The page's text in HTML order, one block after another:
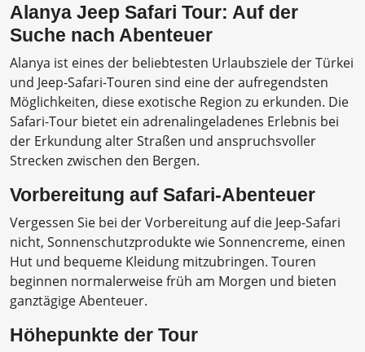
Alanya Jeep Safari Tour: Auf der
Suche nach Abenteuer
Alanya ist eines der beliebtesten Urlaubsziele der Türkei
und Jeep-Safari-Touren sind eine der aufregendsten
Möglichkeiten, diese exotische Region zu erkunden. Die
Safari-Tour bietet ein adrenalingeladenes Erlebnis bei
der Erkundung alter Straßen und anspruchsvoller
Strecken zwischen den Bergen.
Vorbereitung auf Safari-Abenteuer
Vergessen Sie bei der Vorbereitung auf die Jeep-Safari
nicht, Sonnenschutzprodukte wie Sonnencreme, einen
Hut und bequeme Kleidung mitzubringen. Touren
beginnen normalerweise früh am Morgen und bieten
ganztägige Abenteuer.
Höhepunkte der Tour